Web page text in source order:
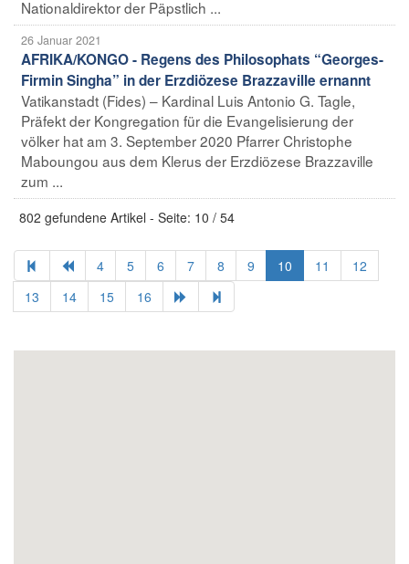
Nationaldirektor der Päpstlich ...
26 Januar 2021
AFRIKA/KONGO - Regens des Philosophats “Georges-
Firmin Singha” in der Erzdiözese Brazzaville ernannt
Vatikanstadt (Fides) – Kardinal Luis Antonio G. Tagle,
Präfekt der Kongregation für die Evangelisierung der
völker hat am 3. September 2020 Pfarrer Christophe
Maboungou aus dem Klerus der Erzdiözese Brazzaville
zum ...
802 gefundene Artikel - Seite: 10 / 54
4 5 6 7 8 9 10 11
12
13
14 15 16